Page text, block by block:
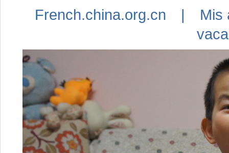
French.china.org.cn |